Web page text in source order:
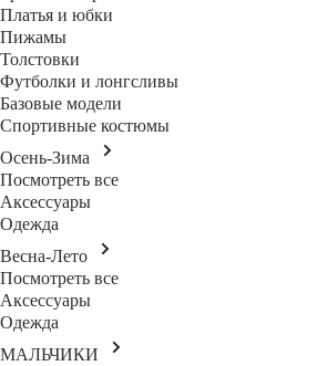
Платья и юбки
Пижамы
Толстовки
Футболки и лонгсливы
Базовые модели
Спортивные костюмы
Осень-Зима
Посмотреть все
Аксессуары
Одежда
Весна-Лето
Посмотреть все
Аксессуары
Одежда
МАЛЬЧИКИ